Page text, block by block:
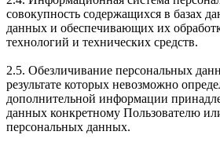
совокупность содержащихся в базах
данных и обеспечивающих их
технологий и технических средств.
2.5. Обезличивание персональных
результате которых невозможно
дополнительной информации
данных конкретному Пользователю
персональных данных.